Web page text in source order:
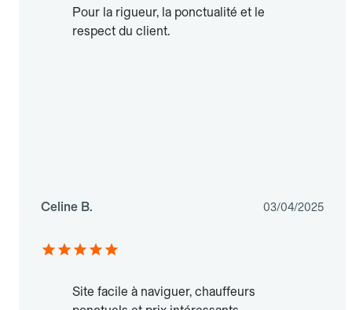
Pour la rigueur, la ponctualité et le
respect du client.
Celine B. 03/04/2025
Site facile à naviguer, chauffeurs